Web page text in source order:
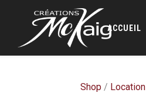
ACCUEIL
Shop / Location